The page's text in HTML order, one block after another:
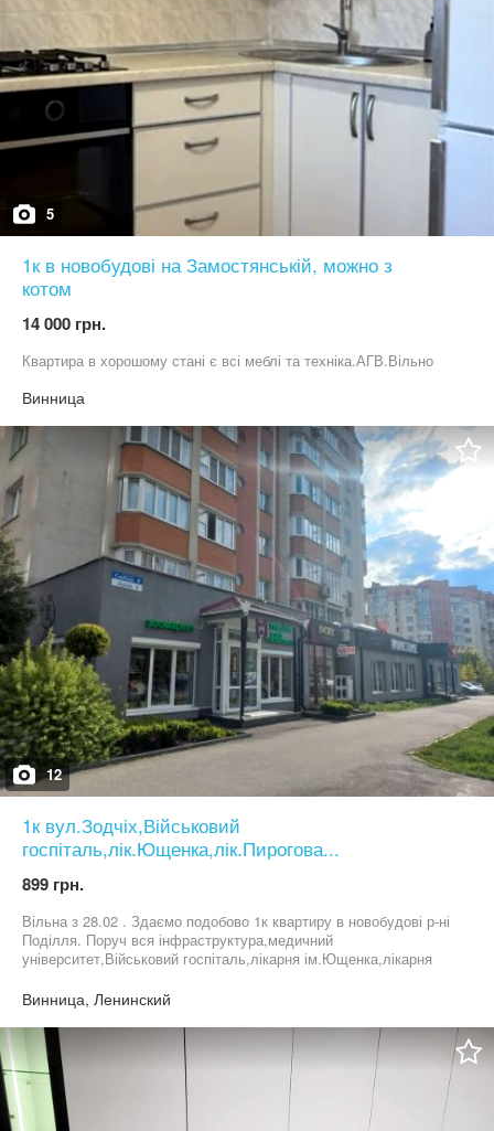
5
1к в новобудові на Замостянській, можно з
котом
14 000 грн.
Квартира в хорошому стані є всі меблі та техніка.АГВ.Вільно
Винница
12
1к вул.Зодчіх,Військовий
госпіталь,лік.Ющенка,лік.Пирогова...
899 грн.
Вільна з 28.02 . Здаємо подобово 1к квартиру в новобудові р-ні
Поділля. Поруч вся інфраструктура,медичний
університет,Військовий госпіталь,лікарня ім.Ющенка,лікарня
білизна,рушники,посуд,побутова техніка,вайфай...Видаємо звітні
документи(3тя гр.). Ціна залежить від кількості гостей і днів
проживання,Мед.унів.,Аграрний ун....Телефонуйте(або пишіть на
вайбер,телеграм),завжди домовимося...
Винница, Ленинский